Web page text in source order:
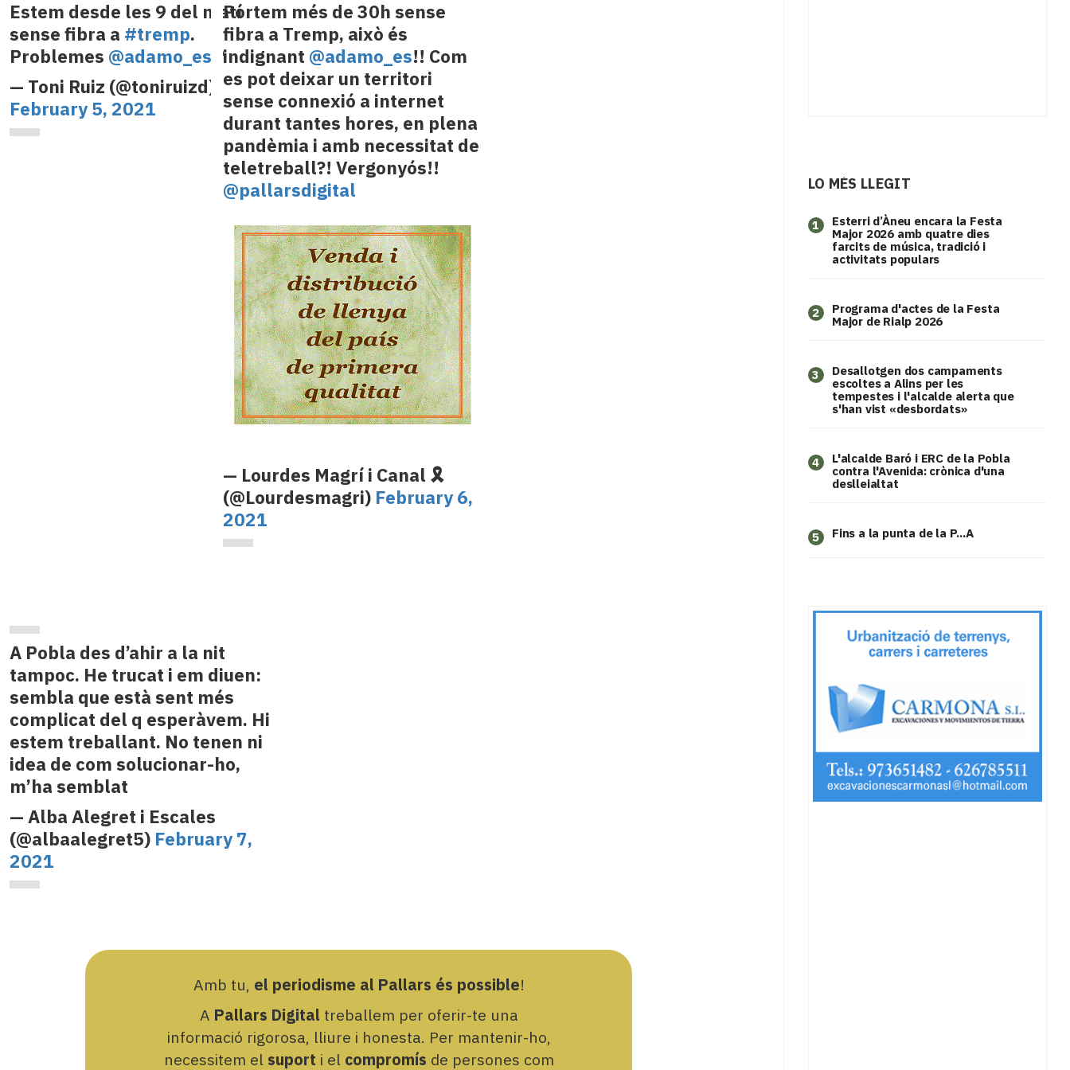
Estem desde les 9 del matí
sense fibra a #tremp.
Problemes @adamo_es ?
— Toni Ruiz (@toniruizd)
February 5, 2021
Portem més de 30h sense
fibra a Tremp, això és
indignant @adamo_es!! Com
es pot deixar un territori
sense connexió a internet
durant tantes hores, en plena
pandèmia i amb necessitat de
teletreball?! Vergonyós!!
@pallarsdigital
— Lourdes Magrí i Canal 🎗️
(@Lourdesmagri) February 6,
2021
A Pobla des d’ahir a la nit
tampoc. He trucat i em diuen:
sembla que està sent més
complicat del q esperàvem. Hi
estem treballant. No tenen ni
idea de com solucionar-ho,
m’ha semblat
— Alba Alegret i Escales
(@albaalegret5) February 7,
2021
Amb tu, el periodisme al Pallars és possible!
A Pallars Digital treballem per oferir-te una
informació rigorosa, lliure i honesta. Per mantenir-ho,
necessitem el suport i el compromís de persones com
LO MÉS LLEGIT
1
Esterri d’Àneu encara la Festa
Major 2026 amb quatre dies
farcits de música, tradició i
activitats populars
2
Programa d'actes de la Festa
Major de Rialp 2026
3
​Desallotgen dos campaments
escoltes a Alins per les
tempestes i l'alcalde alerta que
s'han vist «desbordats»
4
L'alcalde Baró i ERC de la Pobla
contra l'Avenida: crònica d'una
deslleialtat
5 Fins a la punta de la P...A